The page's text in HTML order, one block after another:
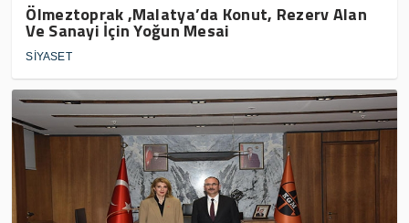
Ölmeztoprak ,Malatya’da Konut, Rezerv Alan
Ve Sanayi İçin Yoğun Mesai
SİYASET